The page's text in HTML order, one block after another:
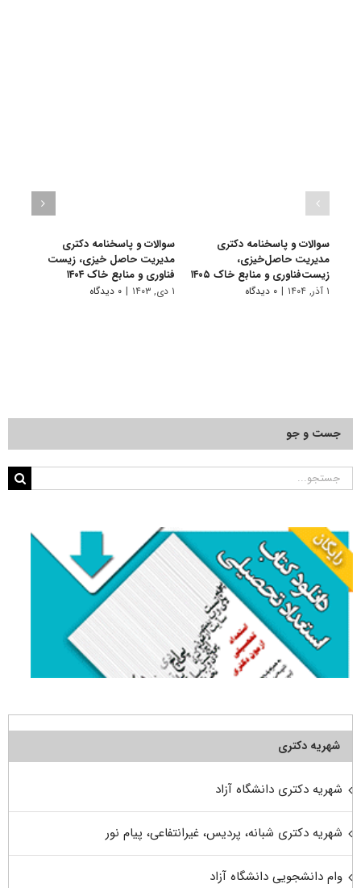
سوالات و پاسخنامه دکتری
مدیریت حاصل‌خیزی،
زیست‌فناوری و منابع خاک ۱۴۰۵
۱ آذر, ۱۴۰۴ | ۰ دیدگاه
سوالات و پاسخنامه دکتری
مدیریت حاصل خیزی، زیست
فناوری و منابع خاک ۱۴۰۴
۱ دی, ۱۴۰۳ | ۰ دیدگاه
جست و جو
جستجو
شهریه دکتری
شهریه دکتری دانشگاه آزاد
شهریه دکتری شبانه، پردیس، غیرانتفاعی، پیام نور
وام دانشجویی دانشگاه آزاد